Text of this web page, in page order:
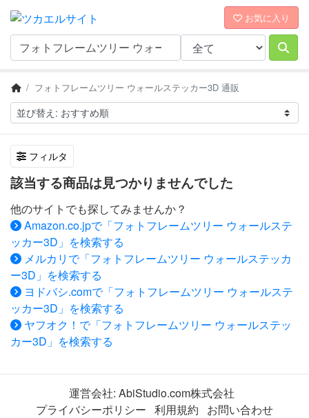
お気に入り
フォトフレームツリー ウォールステッカー3D 通販
フィルタ
該当する商品は見つかりませんでした
他のサイトでも探してみませんか？
Amazon.co.jpで「フォトフレームツリー ウォールステ
ッカー3D」を検索する
メルカリで「フォトフレームツリー ウォールステッカ
ー3D」を検索する
ヨドバシ.comで「フォトフレームツリー ウォールステ
ッカー3D」を検索する
ヤフオク！で「フォトフレームツリー ウォールステッ
カー3D」を検索する
運営会社: AbiStudio.com株式会社
プライバシーポリシー 利用規約 お問い合わせ